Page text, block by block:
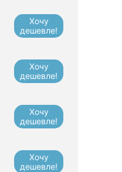
Хочу
дешевле!
Хочу
дешевле!
Хочу
дешевле!
Хочу
дешевле!